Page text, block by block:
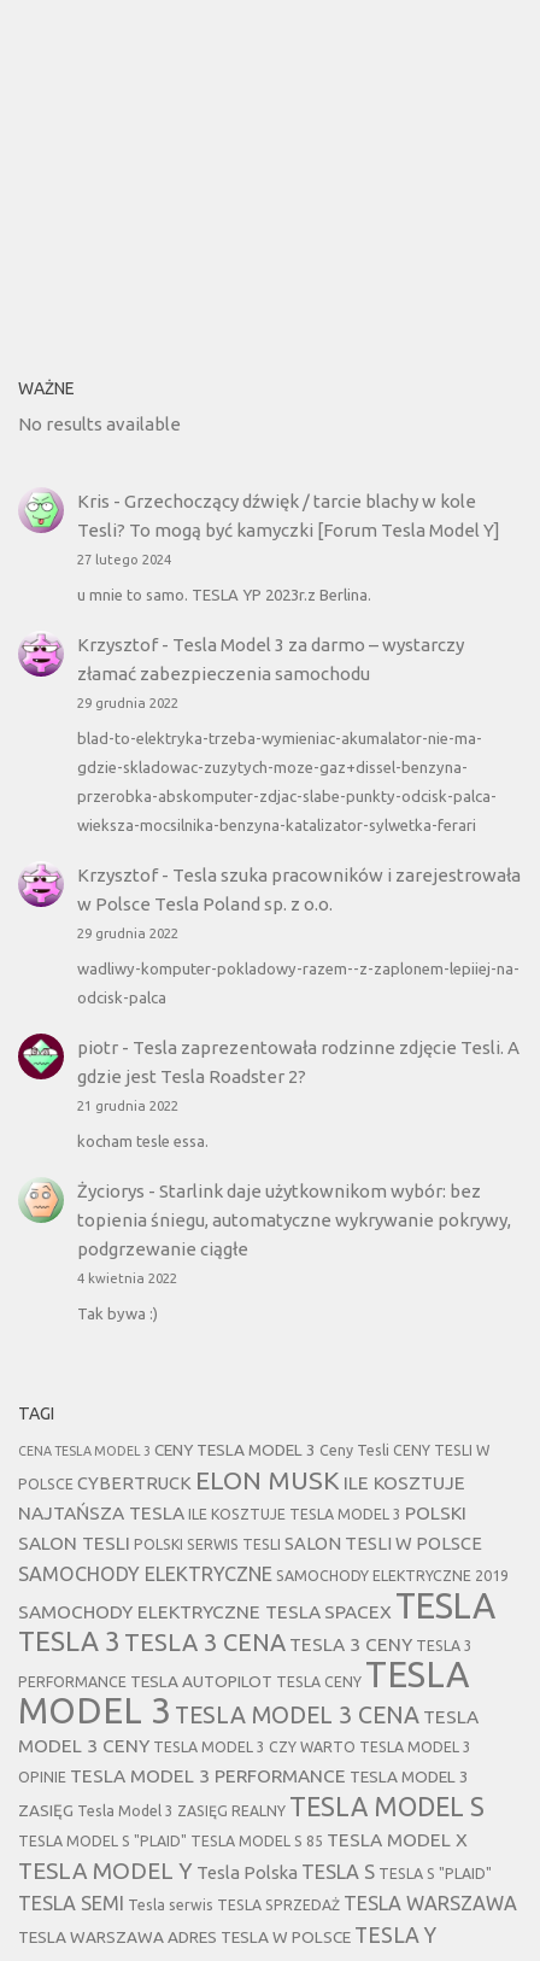
WAŻNE
No results available
Kris - Grzechoczący dźwięk / tarcie blachy w kole
Tesli? To mogą być kamyczki [Forum Tesla Model Y]
27 lutego 2024
u mnie to samo. TESLA YP 2023r.z Berlina.
Krzysztof- Tesla Model 3 za darmo – wystarczy
złamać zabezpieczenia samochodu
29 grudnia 2022
blad-to-elektryka-trzeba-wymieniac-akumalator-nie-ma-
gdzie-skladowac-zuzytych-moze-gaz+dissel-benzyna-
przerobka-abskomputer-zdjac-slabe-punkty-odcisk-palca-
wieksza-mocsilnika-benzyna-katalizator-sylwetka-ferari
Krzysztof- Tesla szuka pracowników i zarejestrowała
w Polsce Tesla Poland sp. z o.o.
29 grudnia 2022
wadliwy-komputer-pokladowy-razem--z-zaplonem-lepiiej-na-
odcisk-palca
piotr- Tesla zaprezentowała rodzinne zdjęcie Tesli. A
gdzie jest Tesla Roadster 2?
21 grudnia 2022
kocham tesle essa.
Życiorys - Starlink daje użytkownikom wybór: bez
topienia śniegu, automatyczne wykrywanie pokrywy,
podgrzewanie ciągłe
4 kwietnia 2022
Tak bywa :)
TAGI
CENA TESLA MODEL 3 CENY TESLA MODEL 3 Ceny Tesli CENY TESLI W
POLSCE CYBERTRUCK ELON MUSK ILE KOSZTUJE
NAJTAŃSZA TESLA ILE KOSZTUJE TESLA MODEL 3 POLSKI
SALON TESLI POLSKI SERWIS TESLI SALON TESLI W POLSCE
SAMOCHODY ELEKTRYCZNE SAMOCHODY ELEKTRYCZNE 2019
SAMOCHODY ELEKTRYCZNE TESLA SPACEX TESLA
TESLA 3 TESLA 3 CENA TESLA 3 CENY TESLA 3
PERFORMANCE TESLA AUTOPILOT TESLA CENY TESLA
MODEL 3 TESLA MODEL 3 CENA TESLA
MODEL 3 CENY TESLA MODEL 3 CZY WARTO TESLA MODEL 3
OPINIE TESLA MODEL 3 PERFORMANCE TESLA MODEL 3
ZASIĘG Tesla Model 3 ZASIĘG REALNY TESLA MODEL S
TESLA MODEL S "PLAID" TESLA MODEL S 85 TESLA MODEL X
TESLA MODEL Y Tesla Polska TESLA S TESLA S "PLAID"
TESLA SEMI Tesla serwis TESLA SPRZEDAŻ TESLA WARSZAWA
TESLA WARSZAWA ADRES TESLA W POLSCE TESLA Y